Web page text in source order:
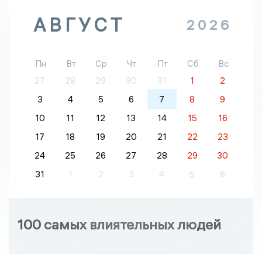
АВГУСТ 2026
Пн Вт Ср Чт Пт Сб
Вс
27
28 29 30 31 1
2
3
4 5 6 7 8
9
10
11 12 13 14 15
16
17
18 19 20 21 22
23
24
25 26 27 28 29
30
31
1 2 3 4 5 6
100 самых влиятельных людей